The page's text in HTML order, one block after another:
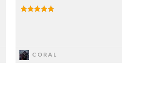
CORAL